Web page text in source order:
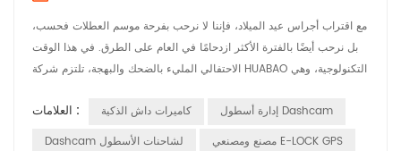
مع اقتراب أجراس عيد الميلاد، فإننا لا نرحب بفرحة موسم العطلات فحسب،
بل نرحب أيضًا بالفترة الأكثر ازدحامًا في العام على الطرق. في هذا الوقت
الاحتفالي المليء بالضحك والبهجة، تلتزم شركة HUABAO التكنولوجية، وهي
العالمي (GPS)، بضمان سلامة ومتعة كل رحلة للسائق من خلال تقنيتنا
العلامات : كاميرات داش الذكية
إدارة أسطول Dashcam
Dashcam لشاحنات الأسطول
مصنع ومصنعي E-LOCK GPS